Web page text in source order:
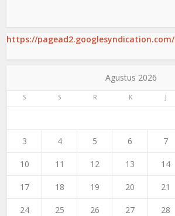
https://
Agustus 2026
S S R K J
3 4 5 6 7
10 11 12 13 14
17 18 19 20 21
24 25 26 27 28